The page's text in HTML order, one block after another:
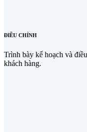
ĐIỀU CHỈNH
Trình bày kế hoạch và
khách hàng.